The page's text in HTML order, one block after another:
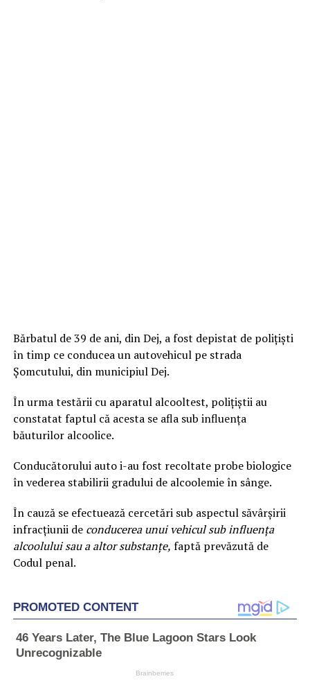
Bărbatul de 39 de ani, din Dej, a fost depistat de poliţişti
în timp ce conducea un autovehicul pe strada
Şomcutului, din municipiul Dej.
În urma testării cu aparatul alcooltest, poliţiştii au
constatat faptul că acesta se afla sub influenţa
băuturilor alcoolice.
Conducătorului auto i-au fost recoltate probe biologice
în vederea stabilirii gradului de alcoolemie în sânge.
În cauză se efectuează cercetări sub aspectul săvârşirii
infracţiunii de conducerea unui vehicul sub influenţa
alcoolului sau a altor substanţe, faptă prevăzută de
Codul penal.